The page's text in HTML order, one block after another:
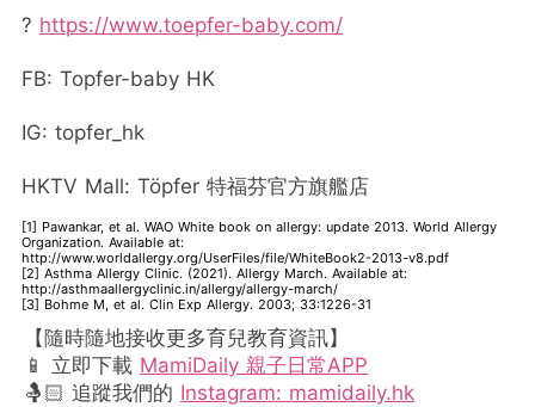
? https://www.toepfer-baby.com/
FB: Topfer-baby HK
IG: topfer_hk
HKTV Mall: Töpfer 特福芬官方旗艦店
[1] Pawankar, et al. WAO White book on allergy: update 2013. World Allergy
Organization. Available at:
http://www.worldallergy.org/UserFiles/file/WhiteBook2-2013-v8.pdf
[2] Asthma Allergy Clinic. (2021). Allergy March. Available at:
http://asthmaallergyclinic.in/allergy/allergy-march/
[3] Bohme M, et al. Clin Exp Allergy. 2003; 33:1226-31
【隨時隨地接收更多育兒教育資訊】
📱 立即下載 MamiDaily 親子日常APP
🤱🏻 追蹤我們的 Instagram: mamidaily.hk